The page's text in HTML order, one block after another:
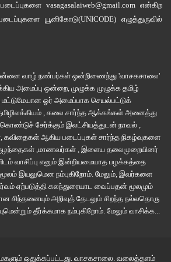
சந்திக்கின்றனர். அதற்கு வாசகர்களை குற்றம்
எழுத்தாளர்களிடம் உள்ள குறை என்ன என்பதைதான்
சிறுகதை, ஓரளவு புதிய தரிசனத்தை
இருந்துதாலும் அப்பகடியைக் காண்பது வாசக
சொல்லுக்கு வேறுபாடின்றி சிலர் கதையை
கதை என்று சொல்வதைக் காட்டிலும், ‘உற்பத்தி
பொருந்தும். புதிய சிறுகதையாளர்கள் நல்ல
பார்க்கமுடிகிறது. சிலர் ‘அரைத்த மாவையே
சுரத்தில்லாமல் கதையை எழுதிவருகின்றனர்.
அவற்றை கொண்டாடுவோரை எண்ணி
அக்கறைகொள்வதாலோ வாசகனுக்கு
vasagasalaiweb@gmail.com என்கிற
யூனிகோடு(UNICODE)எழுத்துருவில்
வாழ் நண்பர்கள் ஒன்றிணைந்து 'வாசகசாலை'
அமைப்பு ஒன்றை, முழுக்க முழுக்க தமிழ்
மட்டுமேயான ஓர் அமைப்பாக செயல்பட்டுக்
, கலை சார்ந்த ஆக்கங்கள் அனைத்து
கொண்டுச் சேர்க்கும் இலட்சியத்துடன் நாவல் ,
கவிதைகள் ஆகிய படைப்புகள் சார்ந்த நிகழ்வுகளை
,மாணவர்கள் , இளைய தலைமுறையினர்
வாசிப்பு எனும் இன்றியமையாத பழக்கத்தை
இயலுமென நம்புகிறோம். மேலும், இவர்களை
ஏற்படுத்தி கலந்துரையாட வைப்பதன் மூலமும்
சிந்தனையும் அறிவுத் தேடலும் சிறந்த நல்லதொரு
தீர்க்கமாக நம்புகிறோம். மேலும் வாசிக்க...
ஒதுக்கப்பட்டது. வாசகசாலை . வலைத்தளம்